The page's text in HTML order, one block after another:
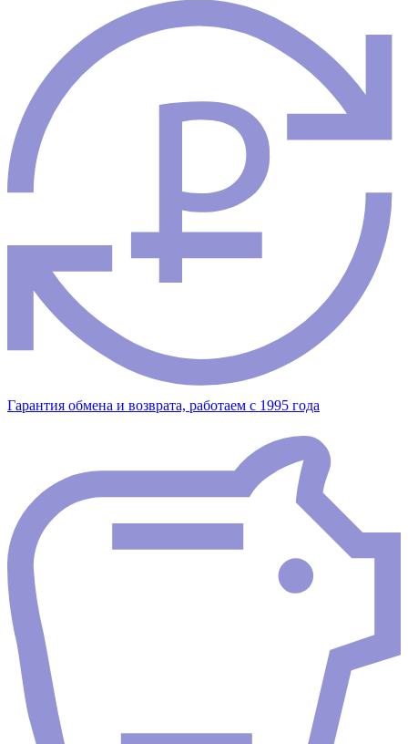
Гарантия обмена и возврата, работаем с 1995 года